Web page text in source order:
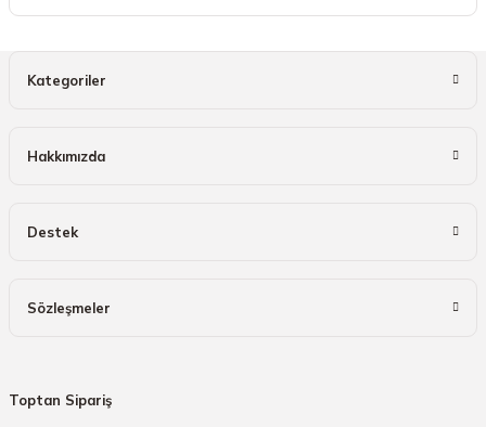
Kategoriler
Hakkımızda
Destek
Sözleşmeler
Toptan Sipariş